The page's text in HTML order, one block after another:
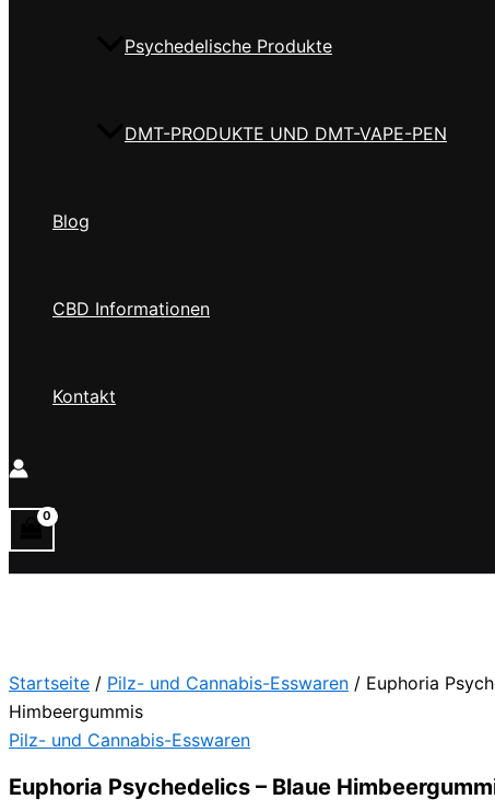
Psychedelische Produkte
DMT-PRODUKTE UND DMT-VAPE-PEN
Blog
CBD Informationen
Kontakt
Startseite / Pilz- und Cannabis-Esswaren / Euphoria
Himbeergummis
Pilz- und Cannabis-Esswaren
Euphoria Psychedelics – Blaue